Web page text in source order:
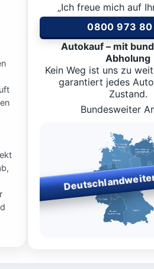
„Ich freue mich auf
0800 973
Autokauf – mit
Abholung
Kein Weg ist uns zu
garantiert jedes
Zustand.
Bundesweiter